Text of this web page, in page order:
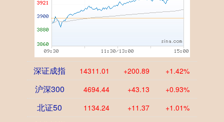
深证成指 14311.01 +200.89 +1.42%
沪深300 4694.44 +43.13 +0.93%
北证50 1134.24 +11.37 +1.01%